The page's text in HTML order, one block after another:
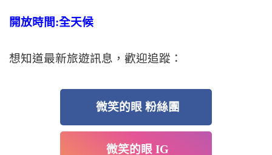
開放時間:全天候
想知道最新旅遊訊息，歡迎追蹤：
微笑的眼 粉絲團
微笑的眼 IG